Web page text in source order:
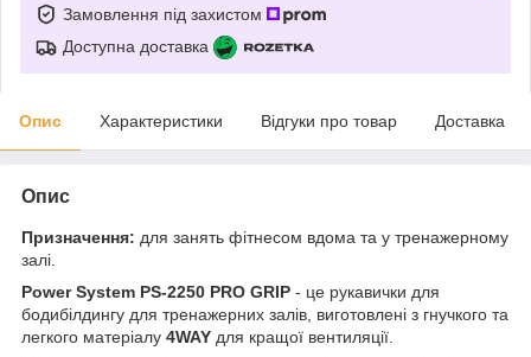
Замовлення під захистом
Доступна доставка
Опис Характеристики Відгуки про товар Доставка
Опис
Призначення: для занять фітнесом вдома та у тренажерному
залі.
Power System PS-2250 PRO GRIP - це рукавички для
бодибілдингу для тренажерних залів, виготовлені з гнучкого та
легкого матеріалу 4WAY для кращої вентиляції.